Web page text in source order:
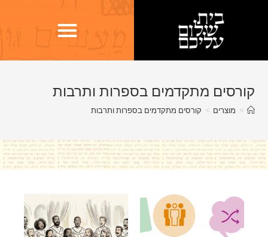
קורסים מתקדמים בספרות ותרבות
> מוצרים > קורסים מתקדמים בספרות ותרבות